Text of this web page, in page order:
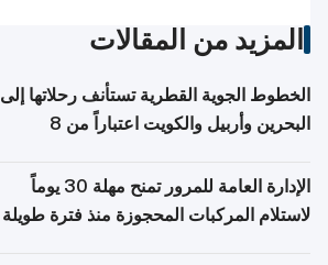
المزيد من المقالات
الخطوط الجوية القطرية تستأنف رحلاتها إلى
البحرين وأربيل والكويت اعتباراً من 8
الإدارة العامة للمرور تمنح مهلة 30 يوماً
لاستلام المركبات المحجوزة منذ فترة طويلة